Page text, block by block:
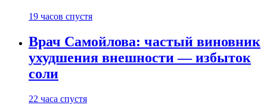
19 часов спустя
Врач Самойлова: частый виновник
ухудшения внешности — избыток
соли
22 часа спустя